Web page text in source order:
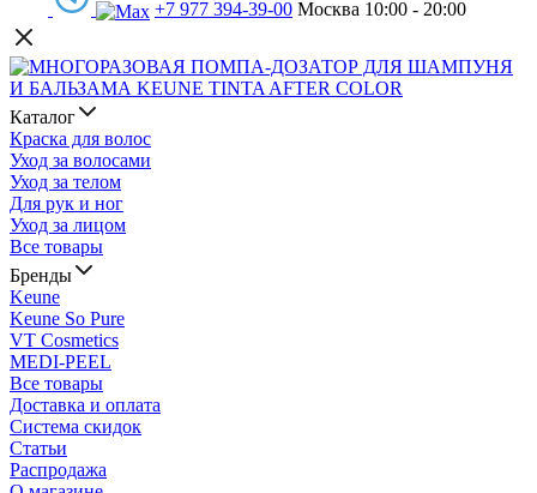
+7 977 394-39-00 Москва 10:00 - 20:00
Каталог
Краска для волос
Уход за волосами
Уход за телом
Для рук и ног
Уход за лицом
Все товары
Бренды
Keune
Keune So Pure
VT Cosmetics
MEDI-PEEL
Все товары
Доставка и оплата
Система скидок
Статьи
Распродажа